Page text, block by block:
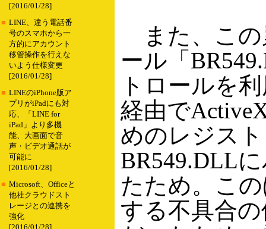
[2016/01/28]
■ LINE、違う電話番
号のスマホから一
方的にアカウント
移管操作を行えな
いよう仕様変更
[2016/01/28]
■ LINEのiPhone版ア
プリがiPadにも対
応、「LINE for
iPad」より多機
能、大画面で音
声・ビデオ通話が
可能に
[2016/01/28]
■ Microsoft、Officeと
他社クラウドスト
レージとの連携を
強化
[2016/01/28]
また、この
ール「
トロールを
経由で
めのレジス
BR549.DLL
たため。こ
する不具合